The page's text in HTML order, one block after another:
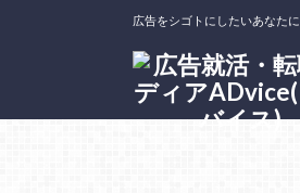
広告をシゴトにしたいあなたに